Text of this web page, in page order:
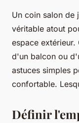
Un coin salon de
véritable atout
espace
d'un balcon ou
astuces simples
confortable.
Définir